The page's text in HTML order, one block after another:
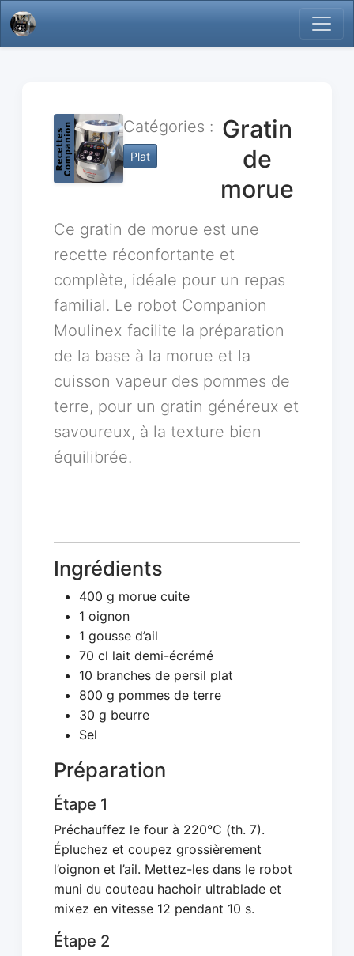
Catégories :
Plat
Gratin
de
morue
Ce gratin de morue est une
recette réconfortante et
complète, idéale pour un repas
familial. Le robot Companion
Moulinex facilite la préparation
de la base à la morue et la
cuisson vapeur des pommes de
terre, pour un gratin généreux et
savoureux, à la texture bien
équilibrée.
Ingrédients
400 g morue cuite
1 oignon
1 gousse d’ail
70 cl lait demi-écrémé
10 branches de persil plat
800 g pommes de terre
30 g beurre
Sel
Préparation
Étape 1
Préchauffez le four à 220°C (th. 7).
Épluchez et coupez grossièrement
l’oignon et l’ail. Mettez-les dans le robot
muni du couteau hachoir ultrablade et
mixez en vitesse 12 pendant 10 s.
Étape 2